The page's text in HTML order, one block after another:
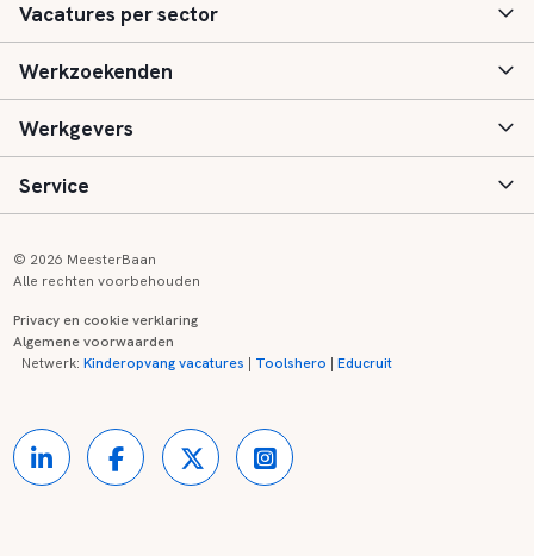
Vacatures per sector
Basisonderwijs
Speciaal (basis) onderwijs
Voortgezet onderwijs
Kinderopvang
Werkzoekenden
Aanmelden
Vacatures
Zij-instroom informatie
Onderwijsregio's
Werkgevers
Inloggen
Registreren
Contact
Service
Onderwijs links
Partners
© 2026 MeesterBaan
Alle rechten voorbehouden
Privacy en cookie verklaring
Algemene voorwaarden
Netwerk:Kinderopvang vacatures | Toolshero |Educruit